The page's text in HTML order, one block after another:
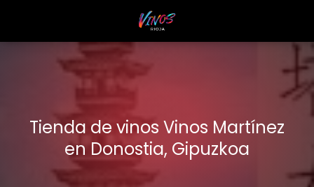
Tienda de vinos Vinos Martínez
en Donostia, Gipuzkoa